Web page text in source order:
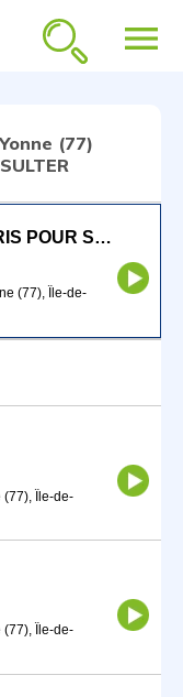
menu
(77)
Conducteur PL (F/H) CITAIX PARIS POUR SEPTEMBRE 2026
(77), Île-de-
(77), Île-de-
(77), Île-de-